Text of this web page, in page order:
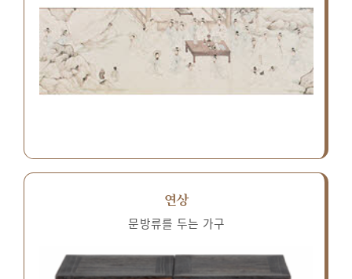
연상
문방류를 두는 가구